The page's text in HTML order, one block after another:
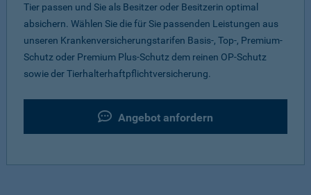
Tier passen und Sie als Besitzer oder Besitzerin optimal
absichern. Wählen Sie die für Sie passenden Leistungen aus
unseren Krankenversicherungstarifen Basis-, Top-, Premium-
Schutz oder Premium Plus-Schutz dem reinen OP-Schutz
sowie der Tierhalterhaftpflichtversicherung.
Angebot anfordern